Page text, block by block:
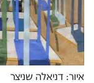
איור: דניאלה שניצר